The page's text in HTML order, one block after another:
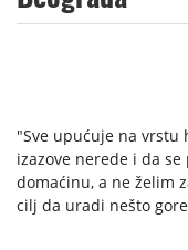
"Sve upućuje na vrstu
izazove nerede i da
domaćinu, a ne želim
cilj da uradi nešto